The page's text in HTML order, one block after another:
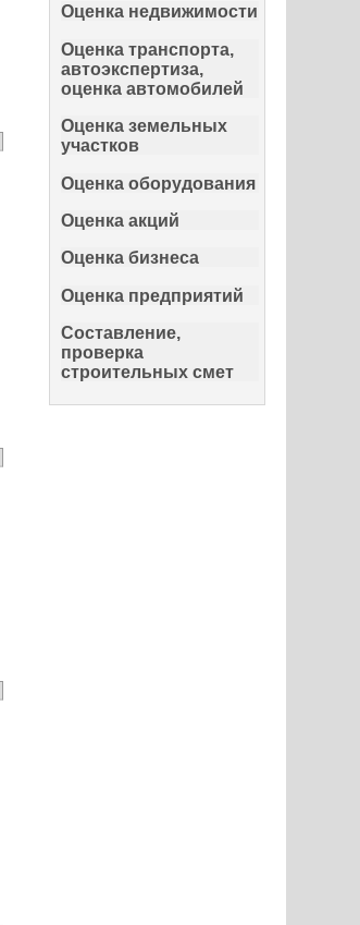
Оценка недвижимости
Оценка транспорта,
автоэкспертиза,
оценка автомобилей
Оценка земельных
участков
Оценка оборудования
Оценка акций
Оценка бизнеса
Оценка предприятий
Составление,
проверка
строительных смет